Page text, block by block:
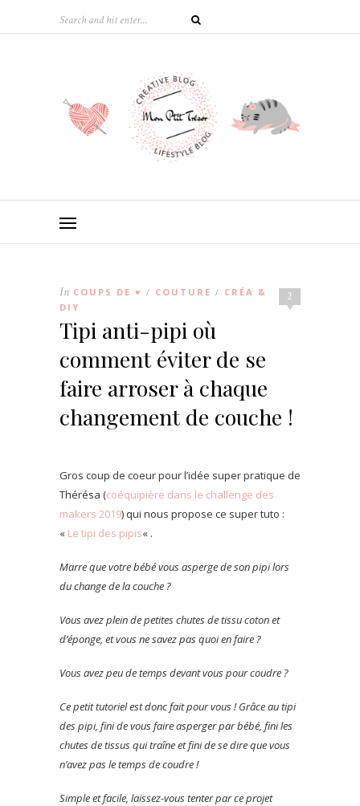
2
In COUPS DE ♥ / COUTURE / CRÉA &
DIY
Tipi anti-pipi où
comment éviter de se
faire arroser à chaque
changement de couche !
Gros coup de coeur pour l’idée super pratique de
Thérésa (coéquipière dans le challenge des
makers 2019) qui nous propose ce super tuto :
« Le tipi des pipis« .
Marre que votre bébé vous asperge de son pipi lors
du change de la couche ?
Vous avez plein de petites chutes de tissu coton et
d’éponge, et vous ne savez pas quoi en faire ?
Vous avez peu de temps devant vous pour coudre ?
Ce petit tutoriel est donc fait pour vous ! Grâce au tipi
des pipi, fini de vous faire asperger par bébé, fini les
chutes de tissus qui traîne et fini de se dire que vous
n’avez pas le temps de coudre !
Simple et facile, laissez-vous tenter par ce projet